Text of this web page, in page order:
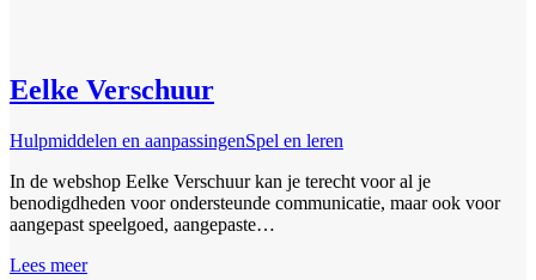
Eelke Verschuur
Hulpmiddelen en aanpassingenSpel en leren
In de webshop Eelke Verschuur kan je terecht voor al je
benodigdheden voor ondersteunde communicatie, maar ook voor
aangepast speelgoed, aangepaste…
Lees meer